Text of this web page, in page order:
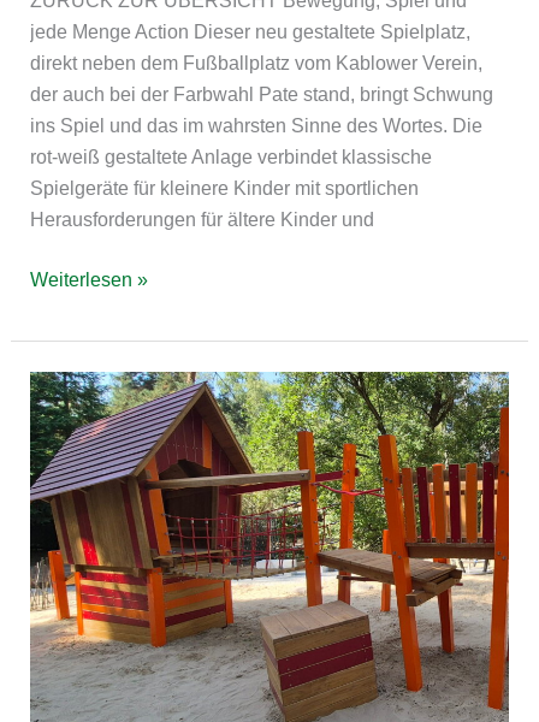
jede Menge Action Dieser neu gestaltete Spielplatz,
direkt neben dem Fußballplatz vom Kablower Verein,
der auch bei der Farbwahl Pate stand, bringt Schwung
ins Spiel und das im wahrsten Sinne des Wortes. Die
rot-weiß gestaltete Anlage verbindet klassische
Spielgeräte für kleinere Kinder mit sportlichen
Herausforderungen für ältere Kinder und
Weiterlesen »
Wernsdorf
Hänflingweg